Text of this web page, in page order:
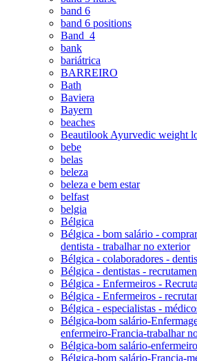
band 6
band 6 positions
Band_4
bank
bariátrica
BARREIRO
Bath
Baviera
Bayern
beaches
Beautilook Ayurvedic weight
bebe
belas
beleza
beleza e bem estar
belfast
belgia
Bélgica
Bélgica - bom salário -
dentista - trabalhar no exterior
Bélgica - colaboradores -
Bélgica - dentistas -
Bélgica - Enfermeiros -
Bélgica - Enfermeiros -
Bélgica - especialistas -
Bélgica-bom salário-
enfermeiro-Francia-trabalhar
Bélgica-bom salário-
Bélgica-bom salário-Francia-